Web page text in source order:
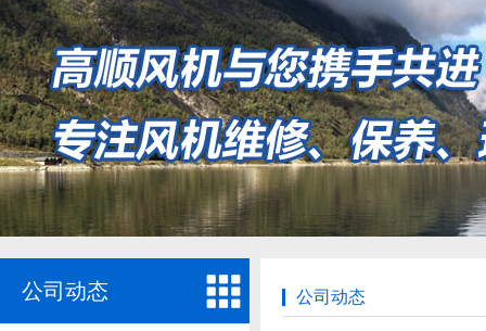
公司动态 公司动态